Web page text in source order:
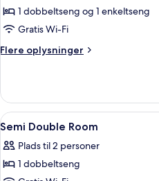
af
Small
Triple
1 dobbeltseng og 1 enkeltseng
Gratis Wi-Fi
Flere oplysninger
Flere
Triple
Room
Indlæs
alle
billeder
af
6
Semi Double Room
Plads til 2 personer
1 dobbeltseng